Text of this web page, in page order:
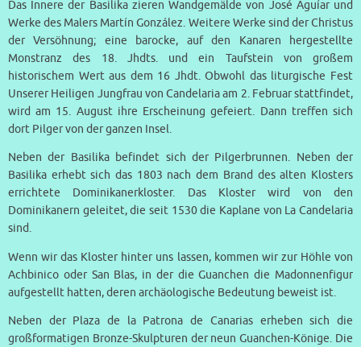
Das Innere der Basilika zieren Wandgemälde von José Aguíar und
Werke des Malers Martín González. Weitere Werke sind der Christus
der Versöhnung; eine barocke, auf den Kanaren hergestellte
Monstranz des 18. Jhdts. und ein Taufstein von großem
historischem Wert aus dem 16 Jhdt. Obwohl das liturgische Fest
Unserer Heiligen Jungfrau von Candelaria am 2. Februar stattfindet,
wird am 15. August ihre Erscheinung gefeiert. Dann treffen sich
dort Pilger von der ganzen Insel.
Neben der Basilika befindet sich der Pilgerbrunnen. Neben der
Basilika erhebt sich das 1803 nach dem Brand des alten Klosters
errichtete Dominikanerkloster. Das Kloster wird von den
Dominikanern geleitet, die seit 1530 die Kaplane von La Candelaria
sind.
Wenn wir das Kloster hinter uns lassen, kommen wir zur Höhle von
Achbinico oder San Blas, in der die Guanchen die Madonnenfigur
aufgestellt hatten, deren archäologische Bedeutung beweist ist.
Neben der Plaza de la Patrona de Canarias erheben sich die
großformatigen Bronze-Skulpturen der neun Guanchen-Könige. Die